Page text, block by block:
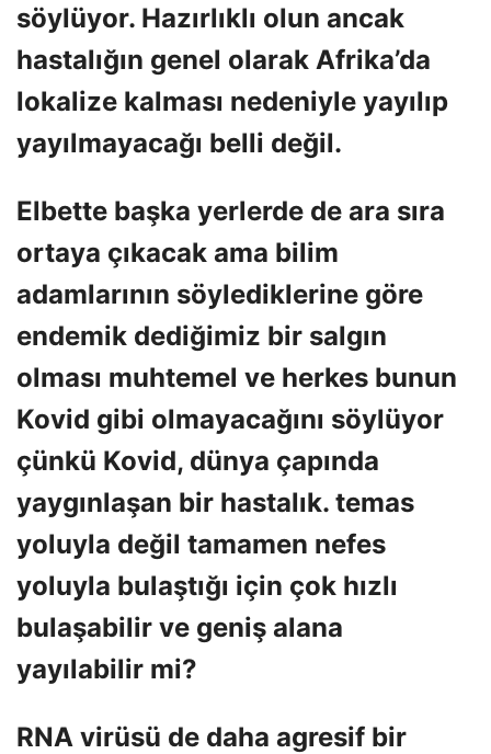
söylüyor. Hazırlıklı olun ancak
hastalığın genel olarak Afrika’da
lokalize kalması nedeniyle yayılıp
yayılmayacağı belli değil.
Elbette başka yerlerde de ara sıra
ortaya çıkacak ama bilim
adamlarının söylediklerine göre
endemik dediğimiz bir salgın
olması muhtemel ve herkes bunun
Kovid gibi olmayacağını söylüyor
çünkü Kovid, dünya çapında
yaygınlaşan bir hastalık. temas
yoluyla değil tamamen nefes
yoluyla bulaştığı için çok hızlı
bulaşabilir ve geniş alana
yayılabilir mi?
RNA virüsü de daha agresif bir